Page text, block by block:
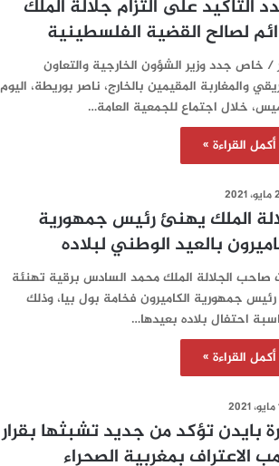
التأكيد على التزام جلالة الملك
لصالح القضية الفلسطينية
/ خاص جدد وزير الشؤون الخارجية والتعاون
والمغاربة المقيمين بالخارج، ناصر بوريطة، اليوم
خلال اجتماع للجمعية العامة…
أكمل القراءة »
الملك يهنئ رئيس جمهورية
بالعيد الوطني لبلاده
صاحب الجلالة الملك محمد السادس برقية تهنئة
جمهورية الكاميرون فخامة بول بيا، وذلك
احتفال بلاده بعيدها…
أكمل القراءة »
بايدن تؤكد من جديد تشبثها بقرار
الاعتراف بمغربية الصحراء